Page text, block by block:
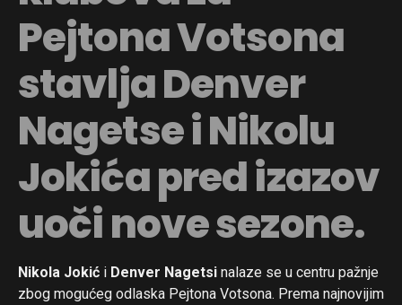
Pejtona Votsona
stavlja Denver
Nagetse i Nikolu
Jokića pred izazov
uoči nove sezone.
Nikola Jokić i Denver Nagetsi nalaze se u centru pažnje
zbog mogućeg odlaska Pejtona Votsona. Prema najnovijim